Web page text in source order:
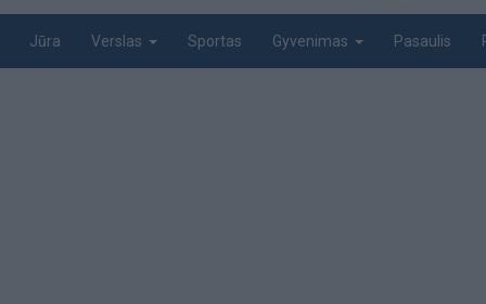
Jūra Verslas Sportas Gyvenimas Pasaulis